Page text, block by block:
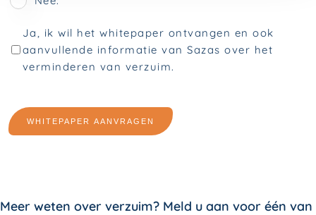
Meer weten over verzuim? Meld u aan voor één van